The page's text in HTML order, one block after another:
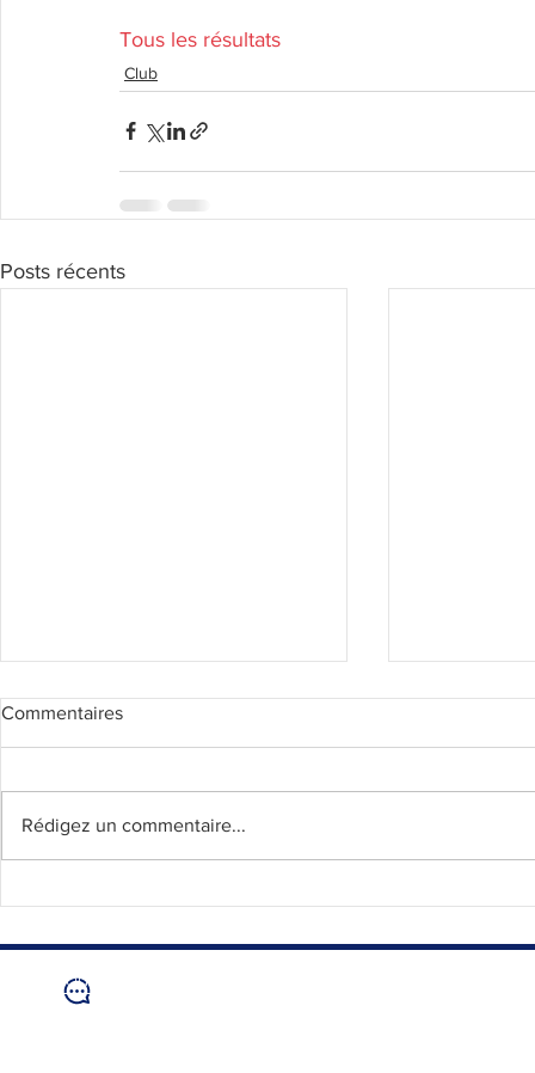
Tous les résultats
Club
Posts récents
service civique
Commentaires
Rédigez un commentaire...
Nous contacter